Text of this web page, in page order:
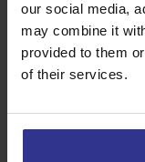
our social media,
may combine it
provided to them
of their services.
E-mailadres
Telefoonnummer